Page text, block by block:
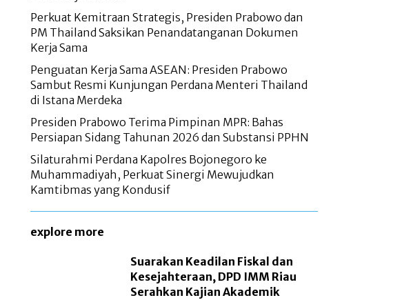
Perkuat Kemitraan Strategis, Presiden Prabowo dan
PM Thailand Saksikan Penandatanganan Dokumen
Kerja Sama
Penguatan Kerja Sama ASEAN: Presiden Prabowo
Sambut Resmi Kunjungan Perdana Menteri Thailand
di Istana Merdeka
Presiden Prabowo Terima Pimpinan MPR: Bahas
Persiapan Sidang Tahunan 2026 dan Substansi PPHN
Silaturahmi Perdana Kapolres Bojonegoro ke
Muhammadiyah, Perkuat Sinergi Mewujudkan
Kamtibmas yang Kondusif
explore more
Suarakan Keadilan Fiskal dan
Kesejahteraan, DPD IMM Riau
Serahkan Kajian Akademik